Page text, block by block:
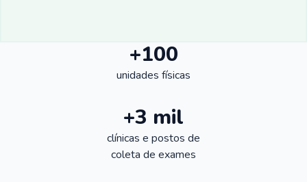
+100
unidades físicas
+3 mil
clínicas e postos de
coleta de exames